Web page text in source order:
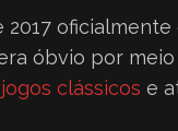
2017
óbvio por
clássicos e